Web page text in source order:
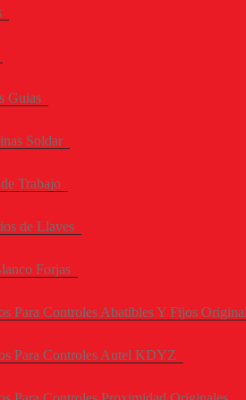
Guias
Soldar
Trabajo
de Llaves
Forjas
Para Controles Abatibles Y Fijos
Para Controles Autel KDYZ